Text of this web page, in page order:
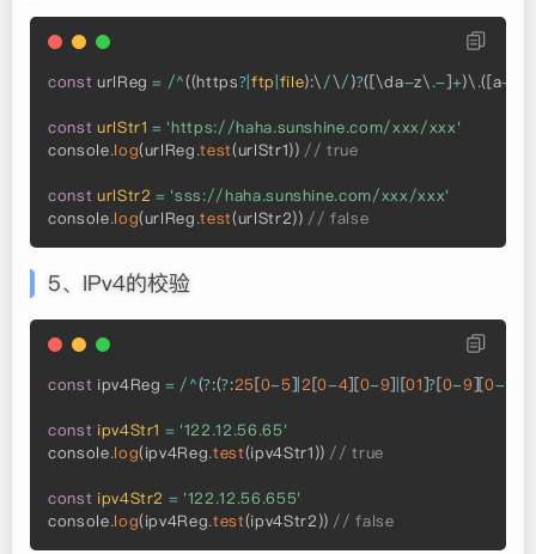
const urlReg = /^((https?|ftp|file):\/\/)?([\da-z\.-]+)\.([a-
const urlStr1 = 'https://haha.sunshine.com/xxx/xxx'
console.log(urlReg.test(urlStr1)) // true
const urlStr2 = 'sss://haha.sunshine.com/xxx/xxx'
console.log(urlReg.test(urlStr2)) // false
5、IPv4的校验
const ipv4Reg = /^(?:(?:25[0-5]|2[0-4][0-9]|[01]?[0-9][0-9
const ipv4Str1 = '122.12.56.65'
console.log(ipv4Reg.test(ipv4Str1)) // true
const ipv4Str2 = '122.12.56.655'
console.log(ipv4Reg.test(ipv4Str2)) // false